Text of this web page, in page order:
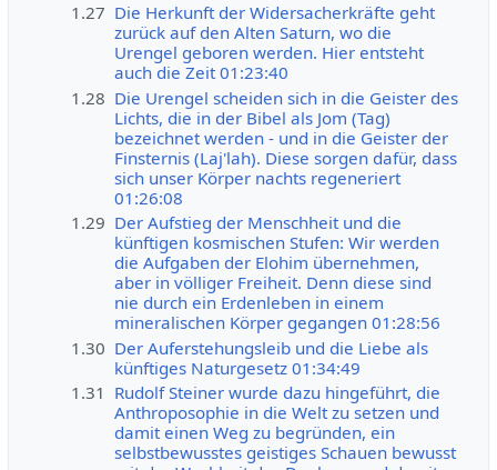
1.27 Die Herkunft der Widersacherkräfte geht
zurück auf den Alten Saturn, wo die
Urengel geboren werden. Hier entsteht
auch die Zeit 01:23:40
1.28 Die Urengel scheiden sich in die Geister des
Lichts, die in der Bibel als Jom (Tag)
bezeichnet werden - und in die Geister der
Finsternis (Laj'lah). Diese sorgen dafür, dass
sich unser Körper nachts regeneriert
01:26:08
1.29 Der Aufstieg der Menschheit und die
künftigen kosmischen Stufen: Wir werden
die Aufgaben der Elohim übernehmen,
aber in völliger Freiheit. Denn diese sind
nie durch ein Erdenleben in einem
mineralischen Körper gegangen 01:28:56
1.30 Der Auferstehungsleib und die Liebe als
künftiges Naturgesetz 01:34:49
1.31 Rudolf Steiner wurde dazu hingeführt, die
Anthroposophie in die Welt zu setzen und
damit einen Weg zu begründen, ein
selbstbewusstes geistiges Schauen bewusst